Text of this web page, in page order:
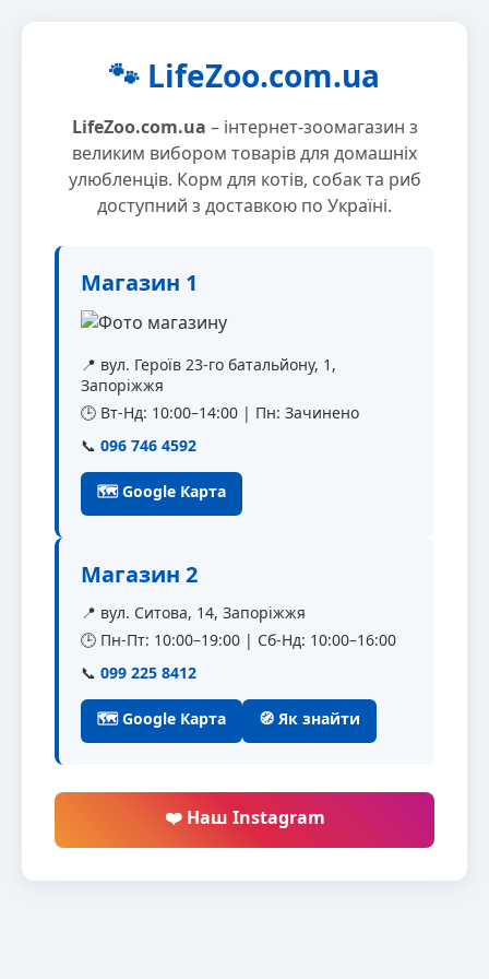
🐾 LifeZoo.com.ua
LifeZoo.com.ua – інтернет-зоомагазин з
великим вибором товарів для домашніх
улюбленців. Корм для котів, собак та риб
доступний з доставкою по Україні.
Магазин 1
📍 вул. Героїв 23-го батальйону, 1,
Запоріжжя
🕒 Вт-Нд: 10:00–14:00 | Пн: Зачинено
📞 096 746 4592
🗺 Google Карта
Магазин 2
📍 вул. Ситова, 14, Запоріжжя
🕒 Пн-Пт: 10:00–19:00 | Сб-Нд: 10:00–16:00
📞 099 225 8412
🗺 Google Карта 🧭 Як знайти
❤️ Наш Instagram